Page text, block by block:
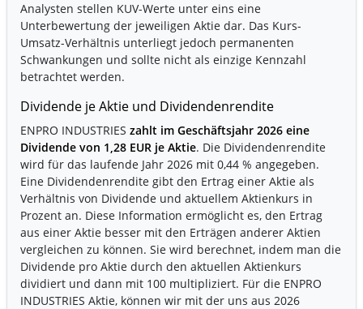
Analysten stellen KUV-Werte unter eins eine
Unterbewertung der jeweiligen Aktie dar. Das Kurs-
Umsatz-Verhältnis unterliegt jedoch permanenten
Schwankungen und sollte nicht als einzige Kennzahl
betrachtet werden.
Dividende je Aktie und Dividendenrendite
ENPRO INDUSTRIES zahlt im Geschäftsjahr 2026 eine
Dividende von 1,28 EUR je Aktie. Die Dividendenrendite
wird für das laufende Jahr 2026 mit 0,44 % angegeben.
Eine Dividendenrendite gibt den Ertrag einer Aktie als
Verhältnis von Dividende und aktuellem Aktienkurs in
Prozent an. Diese Information ermöglicht es, den Ertrag
aus einer Aktie besser mit den Erträgen anderer Aktien
vergleichen zu können. Sie wird berechnet, indem man die
Dividende pro Aktie durch den aktuellen Aktienkurs
dividiert und dann mit 100 multipliziert. Für die ENPRO
INDUSTRIES Aktie, können wir mit der uns aus 2026